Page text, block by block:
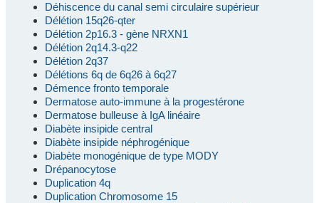
Déhiscence du canal semi circulaire supérieur
Délétion 15q26-qter
Délétion 2p16.3 - gène NRXN1
Délétion 2q14.3-q22
Délétion 2q37
Délétions 6q de 6q26 à 6q27
Démence fronto temporale
Dermatose auto-immune à la progestérone
Dermatose bulleuse à IgA linéaire
Diabète insipide central
Diabète insipide néphrogénique
Diabète monogénique de type MODY
Drépanocytose
Duplication 4q
Duplication Chromosome 15